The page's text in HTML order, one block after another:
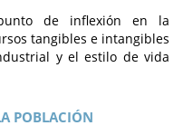
de inflexión en la
tangibles e intangibles
y el estilo de vida
POBLACIÓN